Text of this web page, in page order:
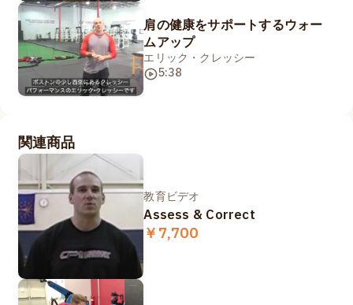
肩の健康をサポートするウォー
ムアップ
エリック・クレッシー
5:38
関連商品
教育ビデオ
Assess & Correct
￥7,700